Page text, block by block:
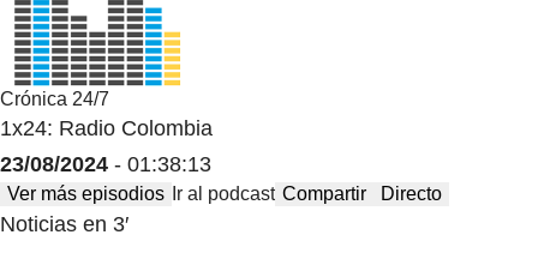
Crónica 24/7
1x24: Radio Colombia
23/08/2024 - 01:38:13
Ver más episodios Ir al podcast Compartir Directo
Noticias en 3′